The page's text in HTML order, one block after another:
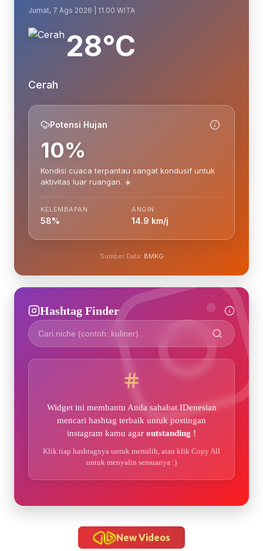
Jumat, 7 Ags 2026 | 11.00 WITA
28°C
Cerah
Potensi Hujan
10%
Kondisi cuaca terpantau sangat kondusif untuk
aktivitas luar ruangan. ☀️
KELEMBAPAN
58%
ANGIN
14.9 km/j
Sumber Data: BMKG
Hashtag Finder
Widget ini membantu Anda sahabat IDenesian
mencari hashtag terbaik untuk postingan
instagram kamu agar outstanding !
Klik tiap hashtagnya untuk memilih, atau klik Copy All
untuk menyalin semuanya :)
New Videos